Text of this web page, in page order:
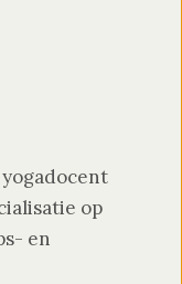
op
en